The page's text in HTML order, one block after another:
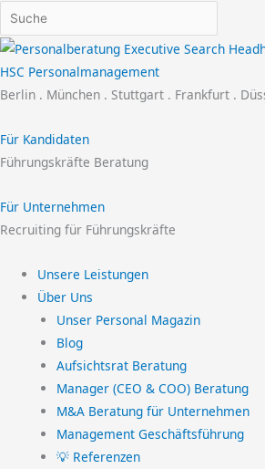
HSC Personalmanagement
Berlin . München . Stuttgart . Frankfurt .
Für Kandidaten
Führungskräfte Beratung
Für Unternehmen
Recruiting für Führungskräfte
Unsere Leistungen
Über Uns
Unser Personal Magazin
Blog
Aufsichtsrat Beratung
Manager (CEO & COO) Beratung
M&A Beratung für Unternehmen
Management Geschäftsführung
💡 Referenzen